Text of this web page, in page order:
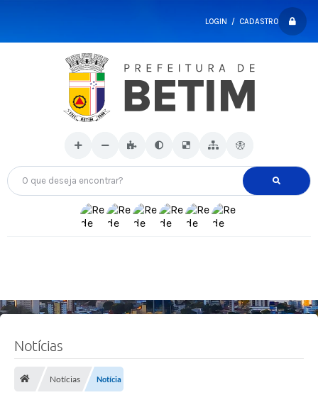
LOGIN / CADASTRO
O que deseja encontrar?
Notícias
Notícias Notícia